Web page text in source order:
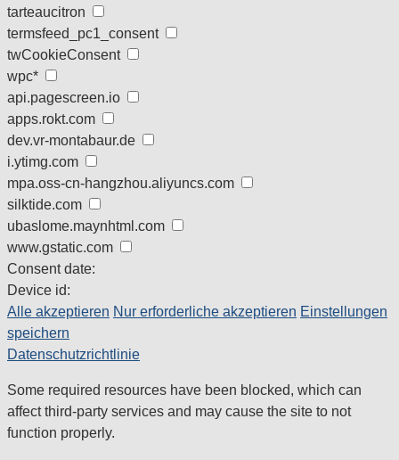
tarteaucitron
termsfeed_pc1_consent
twCookieConsent
wpc*
api.pagescreen.io
apps.rokt.com
dev.vr-montabaur.de
i.ytimg.com
mpa.oss-cn-hangzhou.aliyuncs.com
silktide.com
ubaslome.maynhtml.com
www.gstatic.com
Consent date:
Device id:
Alle akzeptieren Nur erforderliche akzeptieren Einstellungen
speichern
Datenschutzrichtlinie
Some required resources have been blocked, which can
affect third-party services and may cause the site to not
function properly.